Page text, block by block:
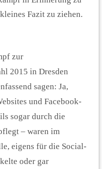
Fazit zu ziehen.
zur
2015 in Dresden
sagen: Ja,
und Facebook-
sogar durch die
– waren im
eigens für die Social-
oder gar